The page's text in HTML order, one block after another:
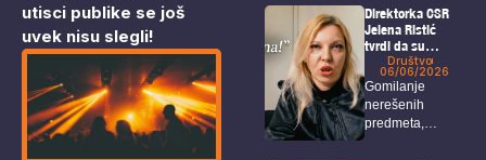
utisci publike se još
uvek nisu slegli!
nazivom...
Direktorka CSR
Jelena Ristić
tvrdi da su
navodi o čekanju
rešenja za isplatu
neistiniti –
Održan protest
ispred CSR
Društvo
06/06/2026
Gomilanje
nerešenih
predmeta,